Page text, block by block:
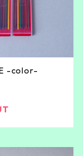
-color-